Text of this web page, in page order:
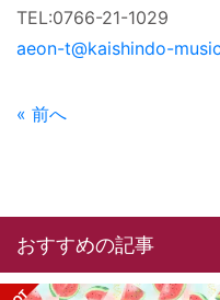
TEL:0766-21-1029
aeon-t@kaishindo-
« 前へ
おすすめの記事